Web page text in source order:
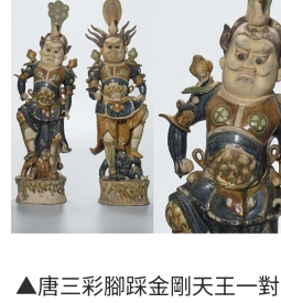
▲唐三彩腳踩金剛天王一